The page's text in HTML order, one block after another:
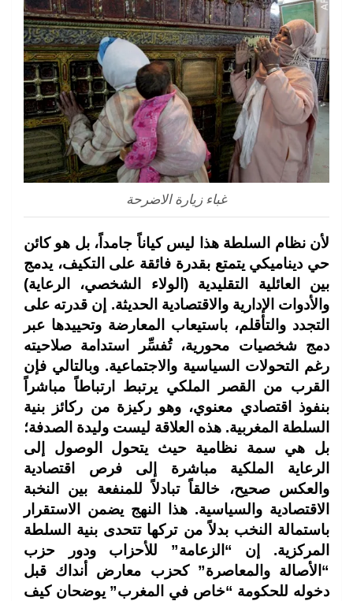
غباء زيارة الاضرحة
لأن نظام السلطة هذا ليس كياناً جامداً، بل هو كائن
حي ديناميكي يتمتع بقدرة فائقة على التكيف، يدمج
بين العائلية التقليدية (الولاء الشخصي، الرعاية)
والأدوات الإدارية والاقتصادية الحديثة. إن قدرته على
التجدد والتأقلم، باستيعاب المعارضة وتحييدها عبر
دمج شخصيات محورية، تُفسِّر استدامة صلاحيته
رغم التحولات السياسية والاجتماعية. وبالتالي فإن
القرب من القصر الملكي يرتبط ارتباطاً مباشراً
بنفوذ اقتصادي معنوي، وهو ركيزة من ركائز بنية
السلطة المغربية. هذه العلاقة ليست وليدة الصدفة؛
بل هي سمة نظامية حيث يتحول الوصول إلى
الرعاية الملكية مباشرة إلى فرص اقتصادية
والعكس صحيح، خالقاً تبادلاً للمنفعة بين النخبة
الاقتصادية والسياسية. هذا النهج يضمن الاستقرار
باستمالة النخب بدلاً من تركها تتحدى بنية السلطة
المركزية. إن “الزعامة” للأحزاب ودور حزب
“الأصالة والمعاصرة” كحزب معارض أنداك قبل
دخوله للحكومة “خاص في المغرب” يوضحان كيف